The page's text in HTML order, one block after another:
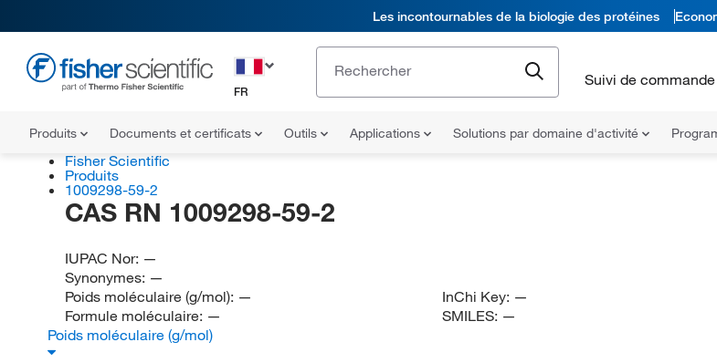
Les incontournables de la biologie des protéines
FR
Suivi de commande
Produits Documents et certificats Outils Applications Solutions par domaine d'activité
Fisher Scientific
Produits
1009298-59-2
CAS RN 1009298-59-2
IUPAC Nor: —
Synonymes: —
Poids moléculaire (g/mol): —
Formule moléculaire: —
InChi Key: —
SMILES: —
Poids moléculaire (g/mol)